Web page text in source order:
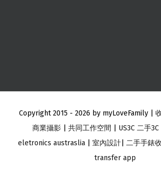
Copyright 2015 - 2026 by myLoveFamily |
商業攝影
共同工作空間 US3C 二手3C
eletronics austraslia
室內設計 二手手錶
transfer app